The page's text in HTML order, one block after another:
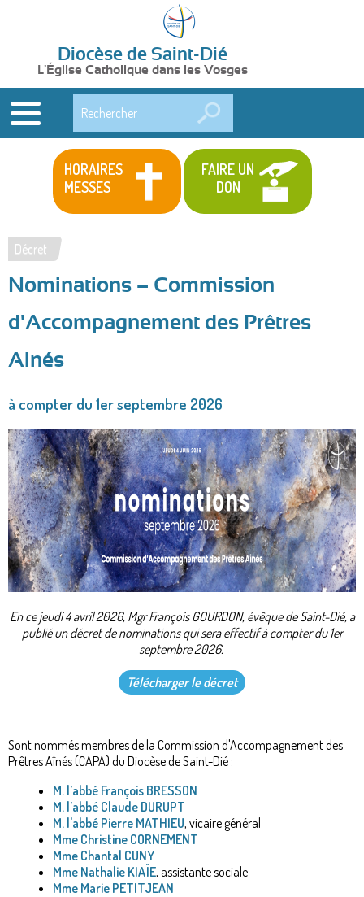
Diocèse de Saint-Dié
L'Église Catholique dans les Vosges
HORAIRES
MESSES
FAIRE UN
DON
Vous
êtes
ici
Décret
Nominations – Commission
d'Accompagnement des Prêtres
Ainés
à compter du 1er septembre 2026
En ce jeudi 4 avril 2026, Mgr François GOURDON, évêque de Saint-Dié, a
publié un décret de nominations qui sera effectif à compter du 1er
septembre 2026.
Télécharger le décret
Sont nommés membres de la Commission d'Accompagnement des
Prêtres Aînés (CAPA) du Diocèse de Saint-Dié :
M. l’abbé François BRESSON
M. l’abbé Claude DURUPT
M. l'abbé Pierre MATHIEU, vicaire général
Mme Christine CORNEMENT
Mme Chantal CUNY
Mme Nathalie KIAÏE, assistante sociale
Mme Marie PETITJEAN